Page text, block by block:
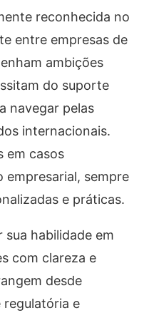
reconhecida no
entre empresas de
ambições
do suporte
navegar pelas
internacionais.
em casos
empresarial, sempre
e práticas.
sua habilidade em
com clareza e
desde
e